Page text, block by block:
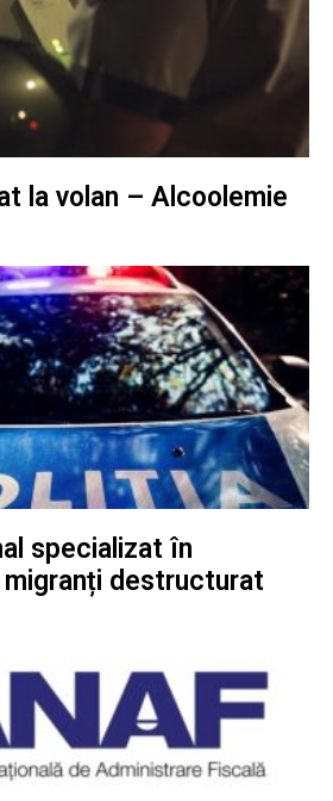
la volan – Alcoolemie
specializat în
destructurat